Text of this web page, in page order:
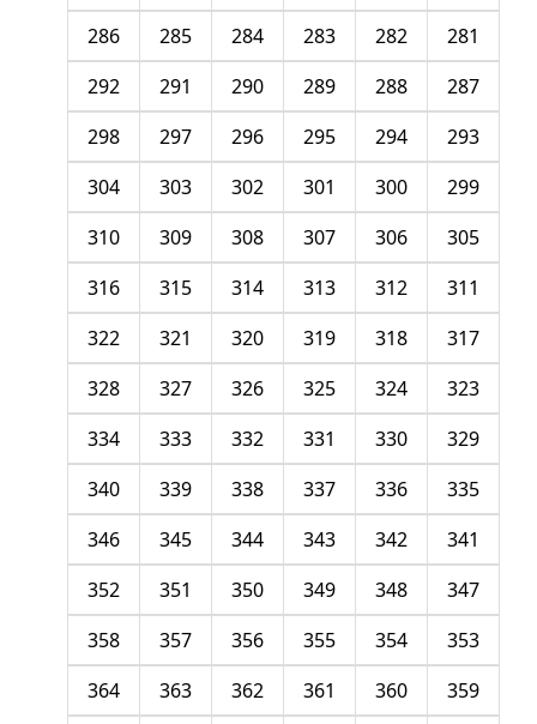
281
282
283
284
285
286
287
288
289
290
291
292
293
294
295
296
297
298
299
300
301
302
303
304
305
306
307
308
309
310
311
312
313
314
315
316
317
318
319
320
321
322
323
324
325
326
327
328
329
330
331
332
333
334
335
336
337
338
339
340
341
342
343
344
345
346
347
348
349
350
351
352
353
354
355
356
357
358
359
360
361
362
363
364